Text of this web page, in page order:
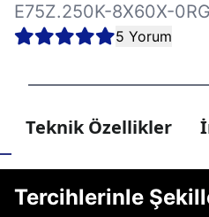
E75Z.250K-8X60X-0RG
5 Yorum
Teknik Özellikler
Tercihlerinle